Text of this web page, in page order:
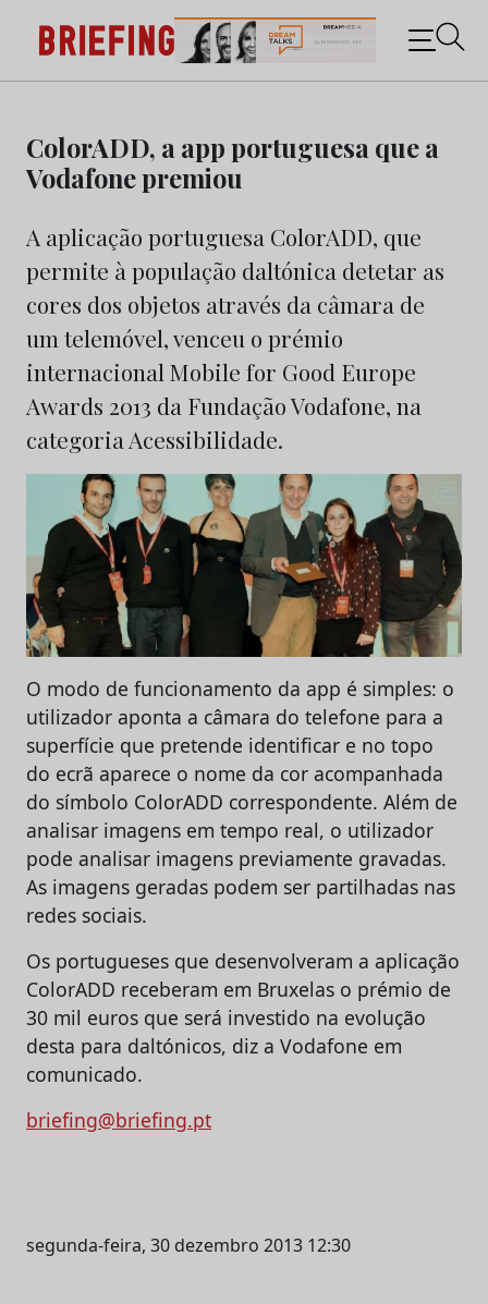
content
Briefing: Todas as notícias sobre os negócios do
Marketing e da Publicidade
ColorADD, a app portuguesa que a
Vodafone premiou
A aplicação portuguesa ColorADD, que
permite à população daltónica detetar as
cores dos objetos através da câmara de
um telemóvel, venceu o prémio
internacional Mobile for Good Europe
Awards 2013 da Fundação Vodafone, na
categoria Acessibilidade.
O modo de funcionamento da app é simples: o
utilizador aponta a câmara do telefone para a
superfície que pretende identificar e no topo
do ecrã aparece o nome da cor acompanhada
do símbolo ColorADD correspondente. Além de
analisar imagens em tempo real, o utilizador
pode analisar imagens previamente gravadas.
As imagens geradas podem ser partilhadas nas
redes sociais.
Os portugueses que desenvolveram a aplicação
ColorADD receberam em Bruxelas o prémio de
30 mil euros que será investido na evolução
desta para daltónicos, diz a Vodafone em
comunicado.
briefing@briefing.pt
segunda-feira, 30 dezembro 2013 12:30